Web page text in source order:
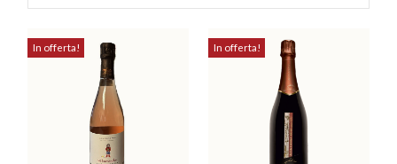
In offerta! In offerta!